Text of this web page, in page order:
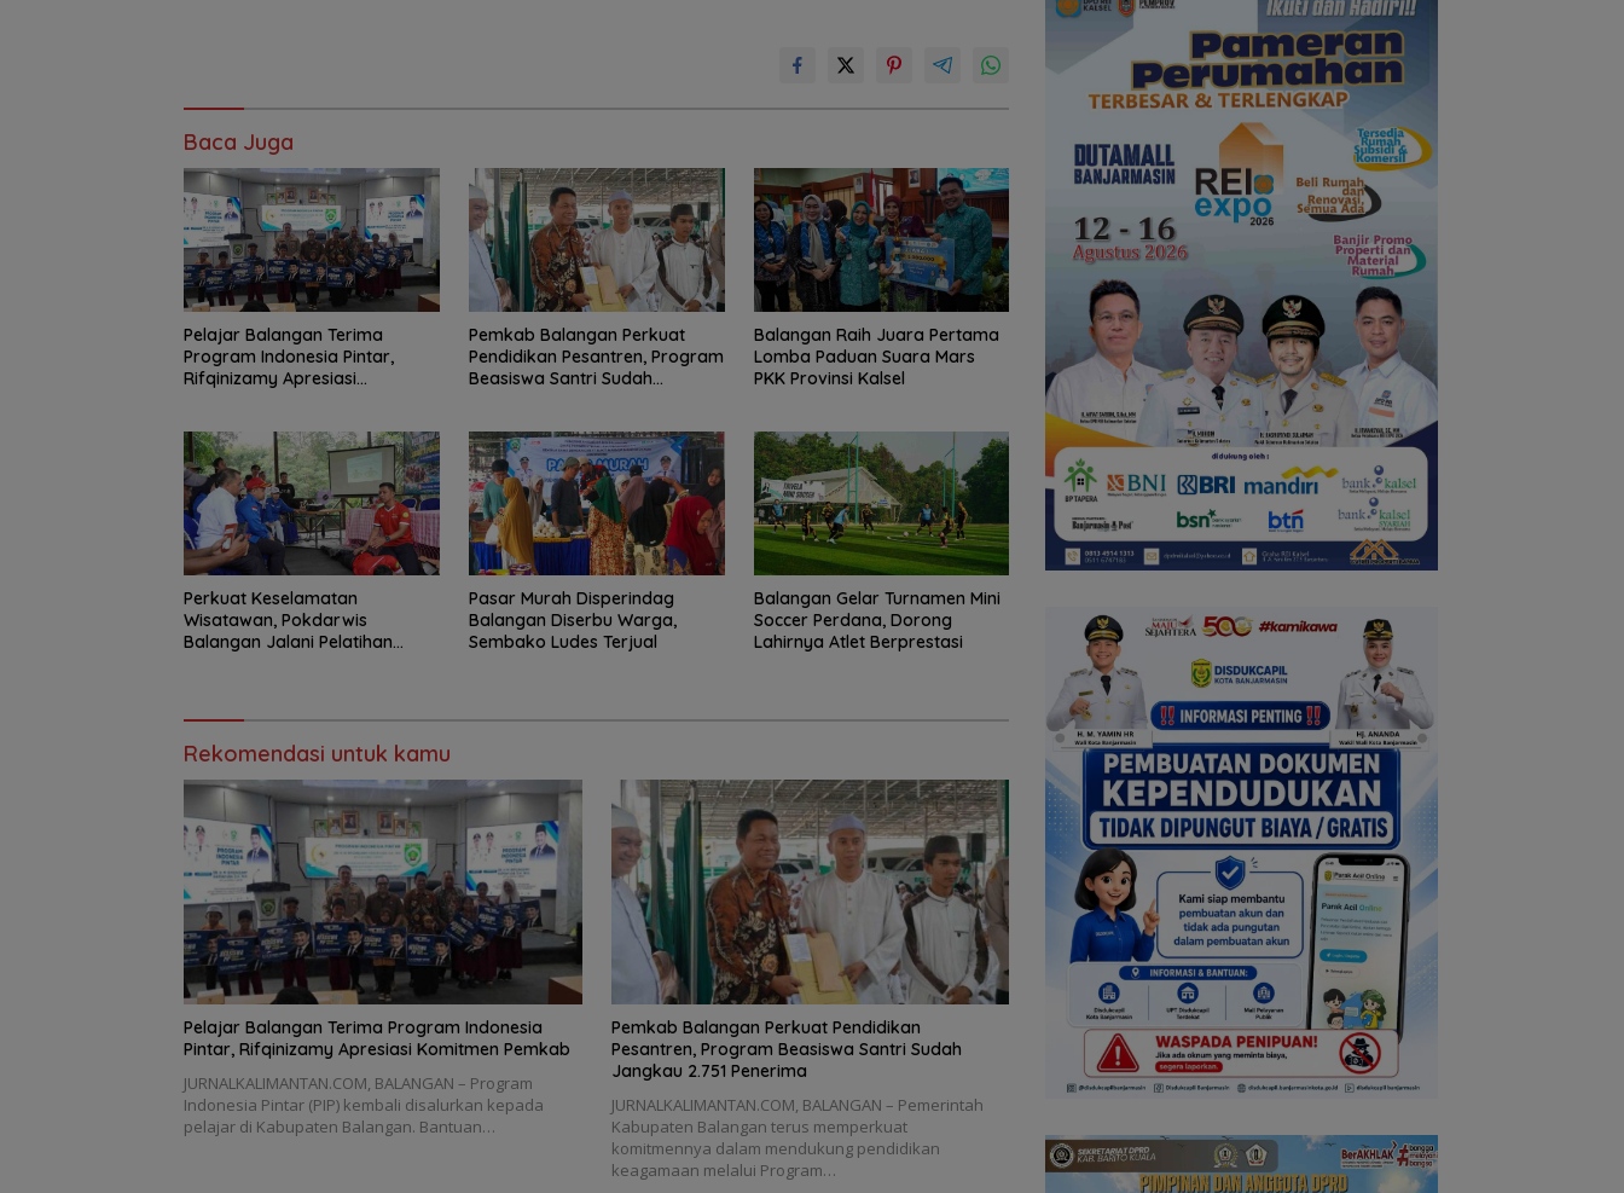
Baca Juga
Pelajar Balangan Terima
Program Indonesia Pintar,
Rifqinizamy Apresiasi
Pemkab Balangan Perkuat
Pendidikan Pesantren, Program
Beasiswa Santri Sudah
Balangan Raih Juara Pertama
Lomba Paduan Suara Mars
PKK Provinsi Kalsel
Perkuat Keselamatan
Wisatawan, Pokdarwis
Balangan Jalani Pelatihan
Pasar Murah Disperindag
Balangan Diserbu Warga,
Sembako Ludes Terjual
Balangan Gelar Turnamen Mini
Soccer Perdana, Dorong
Lahirnya Atlet Berprestasi
Rekomendasi untuk kamu
Pelajar Balangan Terima Program Indonesia
Pintar, Rifqinizamy Apresiasi Komitmen Pemkab
JURNALKALIMANTAN.COM, BALANGAN – Program
Indonesia Pintar (PIP) kembali disalurkan kepada
pelajar di Kabupaten Balangan. Bantuan…
Pemkab Balangan Perkuat Pendidikan
Pesantren, Program Beasiswa Santri Sudah
Jangkau 2.751 Penerima
JURNALKALIMANTAN.COM, BALANGAN – Pemerintah
Kabupaten Balangan terus memperkuat
komitmennya dalam mendukung pendidikan
keagamaan melalui Program…